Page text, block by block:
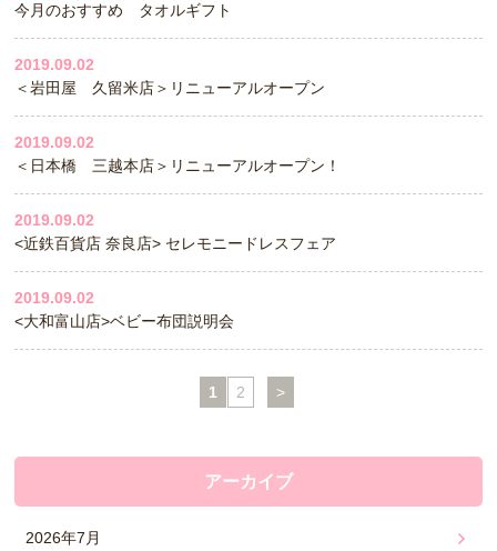
今月のおすすめ タオルギフト
2019.09.02
＜岩田屋 久留米店＞リニューアルオープン
2019.09.02
＜日本橋 三越本店＞リニューアルオープン！
2019.09.02
<近鉄百貨店 奈良店> セレモニードレスフェア
2019.09.02
<大和富山店>ベビー布団説明会
1 2 >
アーカイブ
2026年7月